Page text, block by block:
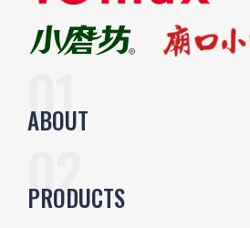
ABOUT
PRODUCTS